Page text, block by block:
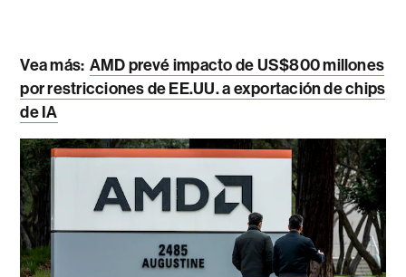
Vea más: AMD prevé impacto de US$800 millones
por restricciones de EE.UU. a exportación de chips
de IA